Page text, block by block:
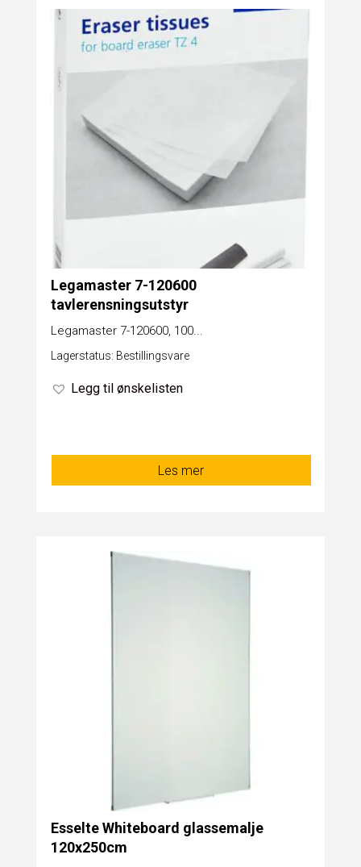
Legamaster 7-120600
tavlerensningsutstyr
Legamaster 7-120600, 100...
Lagerstatus: Bestillingsvare
Legg til ønskelisten
Les mer
Esselte Whiteboard glassemalje
120x250cm